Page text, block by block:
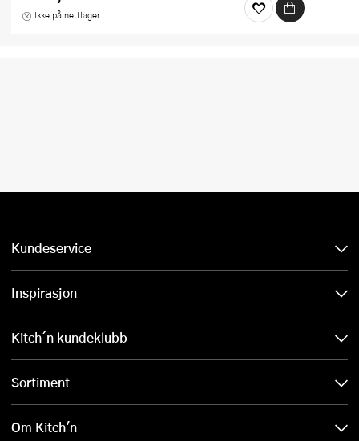
Ikke på nettlager
Kundeservice
Inspirasjon
Kitch´n kundeklubb
Sortiment
Om Kitch'n